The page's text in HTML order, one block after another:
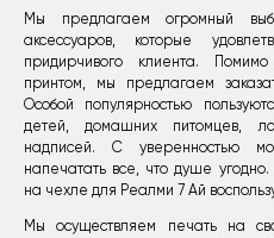
Мы предлагаем огромный
аксессуаров, которые
придирчивого клиента.
принтом, мы предлагаем
Особой популярностью
детей, домашних питомцев,
надписей. С уверенностью
напечатать все, что душе
на чехле для Реалми 7 Ай
Мы осуществляем печать на